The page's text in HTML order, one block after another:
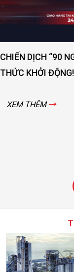
CHIẾN DỊCH “90
THỨC KHỞI ĐỘNG!
XEM THÊM